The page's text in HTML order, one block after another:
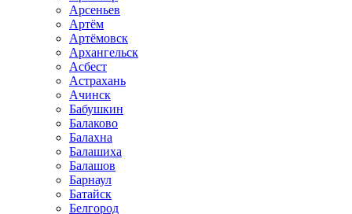
Арсеньев
Артём
Артёмовск
Архангельск
Асбест
Астрахань
Ачинск
Бабушкин
Балаково
Балахна
Балашиха
Балашов
Барнаул
Батайск
Белгород